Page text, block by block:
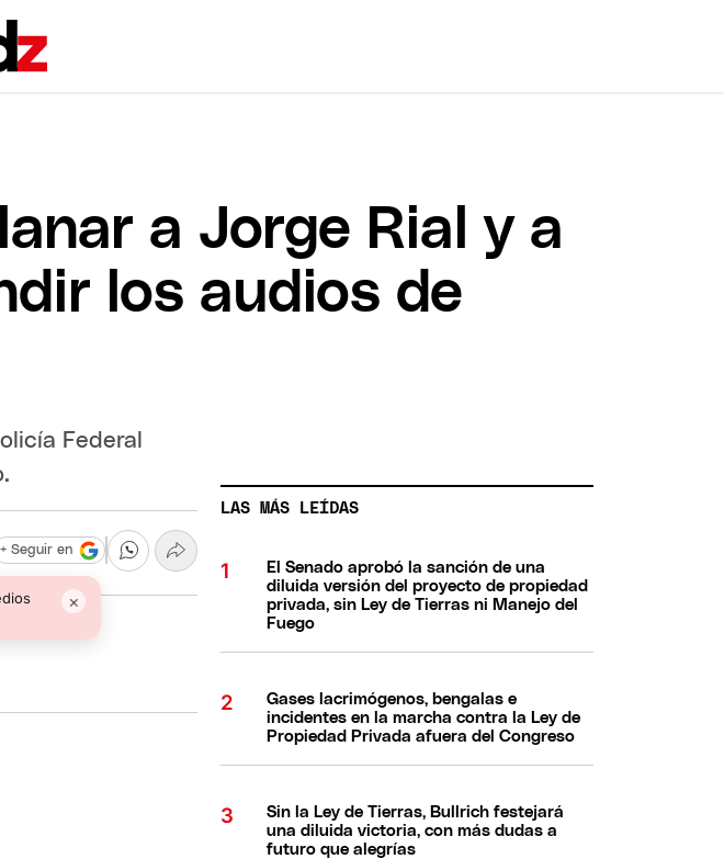
a Jorge Rial y a
los audios de
Federal
×
+ Seguir en
LAS MÁS LEÍDAS
El Senado aprobó la sanción de una
diluida versión del proyecto de propiedad
privada, sin Ley de Tierras ni Manejo del
Fuego
Gases lacrimógenos, bengalas e
incidentes en la marcha contra la Ley de
Propiedad Privada afuera del Congreso
Sin la Ley de Tierras, Bullrich festejará
una diluida victoria, con más dudas a
futuro que alegrías